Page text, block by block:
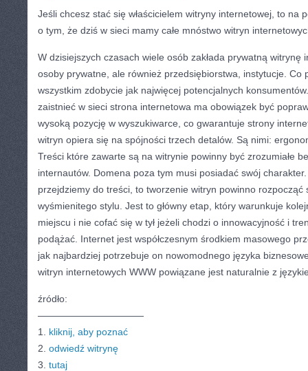
Jeśli chcesz stać się właścicielem witryny internetowej, to na
o tym, że dziś w sieci mamy całe mnóstwo witryn
W dzisiejszych czasach wiele osób zakłada prywatną witrynę
osoby prywatne, ale również przedsiębiorstwa, instytucje. Co
wszystkim zdobycie jak najwięcej potencjalnych
zaistnieć w sieci strona internetowa ma obowiązek być
wysoką pozycję w wyszukiwarce, co gwarantuje strony
witryn opiera się na spójności trzech detalów. Są nimi:
Treści które zawarte są na witrynie powinny być zrozumiałe
internautów. Domena poza tym musi posiadać swój
przejdziemy do treści, to tworzenie witryn powinno rozpocząć
wyśmienitego stylu. Jest to główny etap, który warunkuje
miejscu i nie cofać się w tył jeżeli chodzi o innowacyjność i
podążać. Internet jest współczesnym środkiem masowego
jak najbardziej potrzebuje on nowomodnego języka
witryn internetowych WWW powiązane jest naturalnie z
źródło:
———————————
1. kliknij, aby poznać
2. odwiedź witrynę
3. tutaj